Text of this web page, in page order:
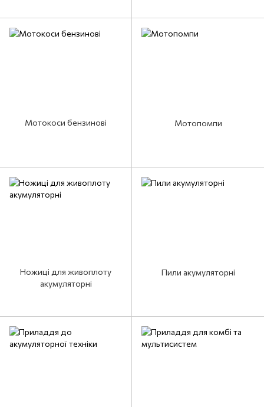
Мотокоси бензинові Мотопомпи
Ножиці для живоплоту
акумуляторні
Пили акумуляторні